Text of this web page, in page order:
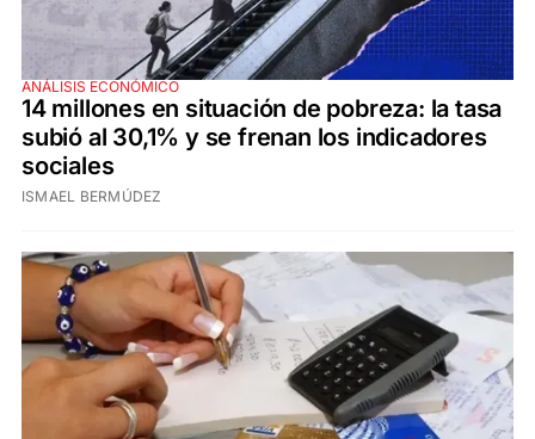
ANÁLISIS ECONÓMICO
14 millones en situación de pobreza: la tasa
subió al 30,1% y se frenan los indicadores
sociales
ISMAEL BERMÚDEZ